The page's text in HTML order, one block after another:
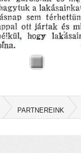
PARTNEREINK